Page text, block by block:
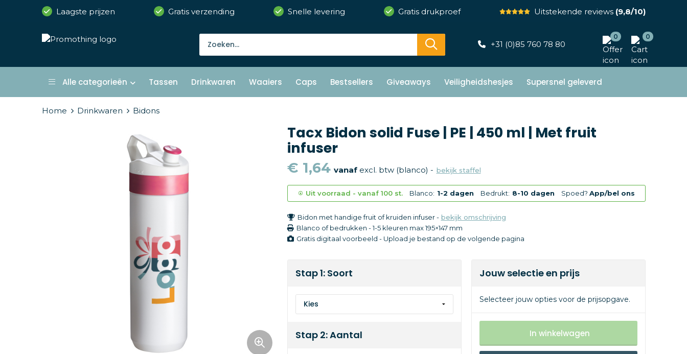
Laagste prijzen Gratis verzending Snelle levering Gratis drukproef Uitstekende reviews(9,8/10)
+31 (0)85 760 78 80
0 0
Alle categorieën Tassen Drinkwaren Waaiers Caps Bestsellers Giveaways Veiligheidshesjes Supersnel geleverd
Home Drinkwaren Bidons
Tacx Bidon solid Fuse | PE | 450 ml | Met fruit
infuser
€ 1,64 vanafexcl. btw (blanco) - bekijk staffel
Uit voorraad - vanaf 100 st. Blanco: 1-2 dagen Bedrukt: 8-10 dagen Spoed? App/bel ons
Bidon met handige fruit of kruiden infuser -bekijk omschrijving
Blanco of bedrukken -1-5 kleuren max 195×147 mm
Gratis digitaal voorbeeld - Upload je bestand op de volgende pagina
Stap 1: Soort
Stap 2: Aantal
Jouw selectie en prijs
Selecteer jouw opties voor de prijsopgave.
In winkelwagen